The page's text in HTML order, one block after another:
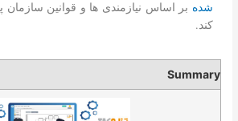
شده بر اساس نیازمندی ها و قوانین سازمان
کند.
Summary